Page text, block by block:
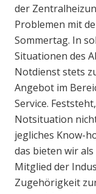
der
Problemen mit
Sommertag. In
Situationen des
Notdienst stets
Angebot im
Service.
Notsituation
jegliches Know-
das bieten wir
Mitglied der
Zugehörigkeit